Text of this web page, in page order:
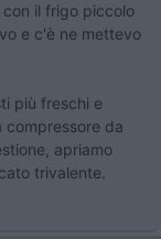
il frigo piccolo
e c'è ne mettevo
più freschi e
da
apriamo
trivalente.